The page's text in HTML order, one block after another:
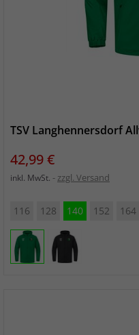
TSV Langhennersdorf
Preis
42,99 €
inkl. MwSt. zzgl. Versand
116 128 140 152 164